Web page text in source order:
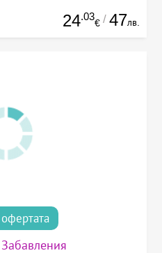
24.03
€ / 47лв.
Забавления